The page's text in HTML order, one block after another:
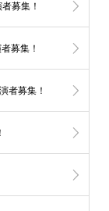
募集！
募集！
者募集！